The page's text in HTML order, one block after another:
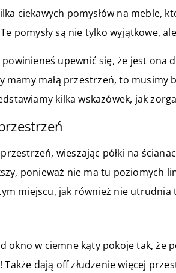
ciekawych pomysłów na meble,
pomysły są nie tylko wyjątkowe,
powinieneś upewnić się, że jest ona
mamy małą przestrzeń, to musimy
kilka wskazówek, jak
wieszając półki na
ponieważ nie ma tu poziomych
miejscu, jak również nie utrudnia
okno w ciemne kąty pokoje tak, że
dają off złudzenie więcej